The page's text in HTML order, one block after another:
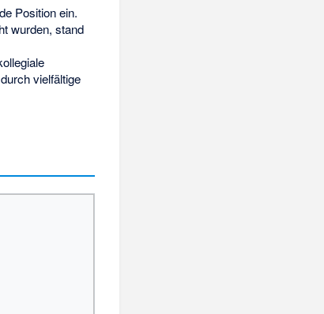
Position ein.
wurden, stand
vielfältige